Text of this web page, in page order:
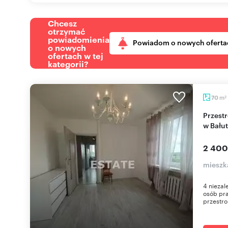
Chcesz
otrzymać
powiadomienia
o nowych
ofertach w tej
kategorii?
Powiadom o nowych
70 m2
Przestronne 4-pokojowe mieszkanie z balkonem
w
2
4
osób